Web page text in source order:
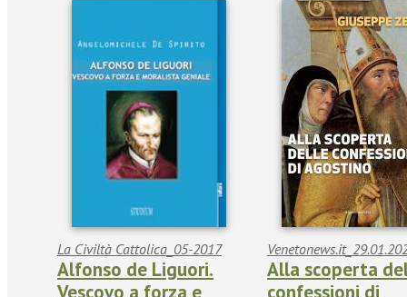
La Civiltà Cattolica_05-2017
Alfonso de Liguori.
Alla scoperta